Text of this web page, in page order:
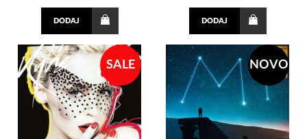
DODAJ DODAJ
SALE NOVO